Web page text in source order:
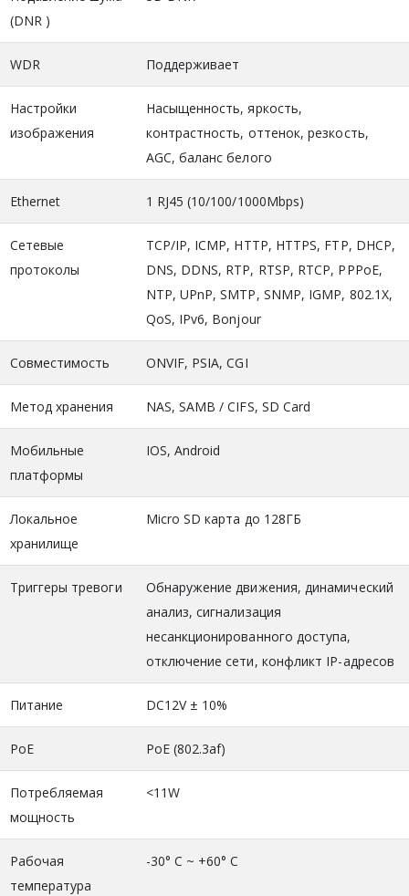
(DNR )
WDR Поддерживает
Настройки
изображения
Насыщенность, яркость,
контрастность, оттенок, резкость,
AGC, баланс белого
Ethernet 1 RJ45 (10/100/1000Mbps)
Сетевые
протоколы
TCP/IP, ICMP, HTTP, HTTPS, FTP, DHCP,
DNS, DDNS, RTP, RTSP, RTCP, PPPoE,
NTP, UPnP, SMTP, SNMP, IGMP, 802.1X,
QoS, IPv6, Bonjour
Совместимость ONVIF, PSIA, CGI
Метод хранения NAS, SAMB / CIFS, SD Card
Мобильные
платформы
IOS, Android
Локальное
хранилище
Micro SD карта до 128ГБ
Триггеры тревоги
Обнаружение движения, динамический
анализ, сигнализация
несанкционированного доступа,
отключение сети, конфликт IP-адресов
Питание DC12V ± 10%
PoE PoE (802.3af)
Потребляемая
мощность
<11W
Рабочая
температура
-30° C ~ +60° C